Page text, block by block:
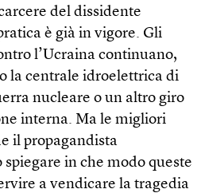
del dissidente
è già in vigore. Gli
l’Ucraina continuano,
la centrale idroelettrica di
nucleare o un altro giro
interna. Ma le migliori
il propagandista
in che modo queste
a vendicare la tragedia